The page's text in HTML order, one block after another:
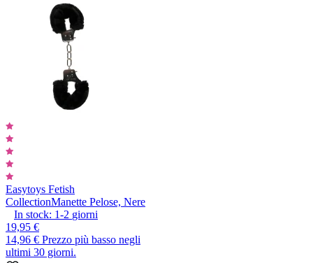
Easytoys Fetish
CollectionManette Pelose, Nere
In stock: 1-2 giorni
19,95 €
14,96 € Prezzo più basso negli
ultimi 30 giorni.